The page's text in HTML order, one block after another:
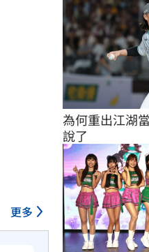
更多
為何重出江湖
說了